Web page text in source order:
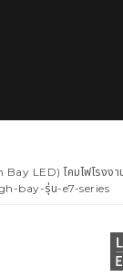
Bay LED) โคมไฟโรงงา
bay-รุ่น-e7-series